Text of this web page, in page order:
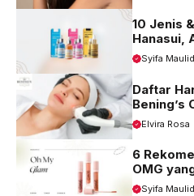
10 Jenis
Hanasui,
Kulit
Syifa
Daftar
Bening’s
Terbaru
Elvira Rosa
6
OMG
Seharian
Syifa